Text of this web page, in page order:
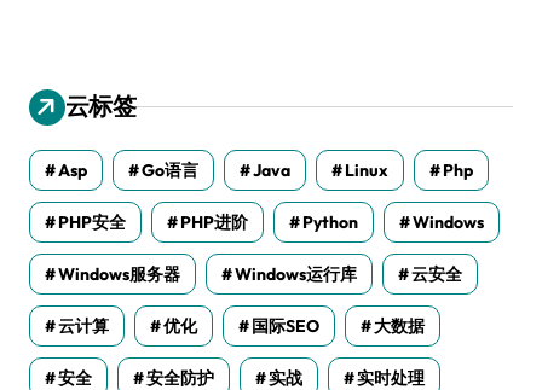
云标签
Asp Go语言 Java Linux Php
PHP安全 PHP进阶 Python Windows
Windows服务器 Windows运行库 云安全
云计算 优化 国际SEO 大数据
安全 安全防护 实战 实时处理